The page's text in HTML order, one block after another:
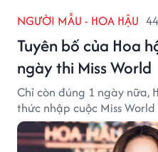
NGƯỜI MẪU - HOA HẬU
Tuyên bố của Hoa
ngày thi Miss World
Chỉ còn đúng 1 ngày nữa,
thức nhập cuộc Miss World